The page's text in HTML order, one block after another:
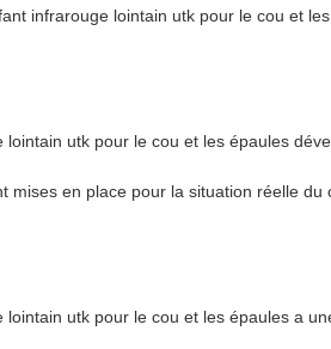
infrarouge lointain utk pour le cou et
utk pour le cou et les épaules
mises en place pour la situation réelle
utk pour le cou et les épaules a